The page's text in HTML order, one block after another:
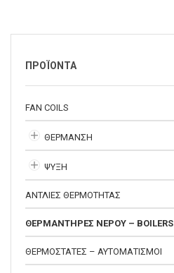
ΠΡΟΪΟΝΤΑ
FAN COILS
ΘΕΡΜΑΝΣΗ
ΨΥΞΗ
ΑΝΤΛΙΕΣ ΘΕΡΜΟΤΗΤΑΣ
ΘΕΡΜΑΝΤΗΡΕΣ ΝΕΡΟΥ – BOILERS
ΘΕΡΜΟΣΤΑΤΕΣ – ΑΥΤΟΜΑΤΙΣΜΟΙ